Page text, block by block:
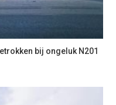
bij ongeluk N201